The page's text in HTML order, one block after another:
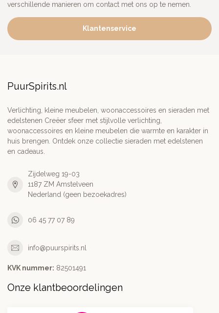
verschillende manieren om contact met ons op te nemen.
Klantenservice
PuurSpirits.nl
Verlichting, kleine meubelen, woonaccessoires en sieraden met
edelstenen Creëer sfeer met stijlvolle verlichting,
woonaccessoires en kleine meubelen die warmte en karakter in
huis brengen. Ontdek onze collectie sieraden met edelstenen
en cadeaus.
Zijdelweg 19-03
1187 ZM Amstelveen
Nederland (geen bezoekadres)
06 45 77 07 89
info@puurspirits.nl
KVK nummer: 82501491
Onze klantbeoordelingen